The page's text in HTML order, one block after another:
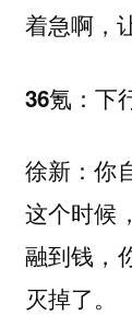
着急啊，
36氪： 下
徐新：你
这个时候
融到钱，
灭掉了。